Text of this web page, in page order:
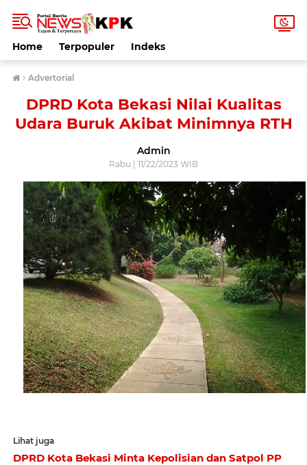
Home Terpopuler Indeks
› Advertorial
DPRD Kota Bekasi Nilai Kualitas
Udara Buruk Akibat Minimnya RTH
Admin
Rabu | 11/22/2023 WIB
Lihat juga
DPRD Kota Bekasi Minta Kepolisian dan Satpol PP